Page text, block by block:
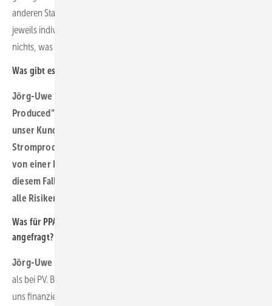
anderen Standardvertrag abgestimmt. Diese sind dann jedoch
jeweils individuelle Verträge zwischen uns und dem Offtaker, also
nichts, was darüber hinaus offiziellen Charakter hat.
Was gibt es zu berücksichtigen in diesen Standardverträgen?
Jörg-Uwe Fischer: Zum Beispiel, dass möglichst nur „Pay-as-
Produced“-Strukturen von uns begleitet werden, bei denen
unser Kunde sich nicht verpflichtet, Bänder oder festgelegte
Stromproduktionsmengen zu liefern. Sonst sind wir weit weg
von einer halbwegs standardisierten Finanzierung. Es wird in
diesem Fall deutlich schwieriger, in der Projektfinanzierung
alle Risiken unter einen Hut zu bringen.
Was für PPA-Projekte werden zur Finanzierung bei Ihnen
angefragt?
Jörg-Uwe Fischer:
als bei PV. Bisher wollte noch niemand ein Weiterbetriebsprojekt mit
uns finanzieren. Wenn es um Projektfinanzierungen geht, sind das